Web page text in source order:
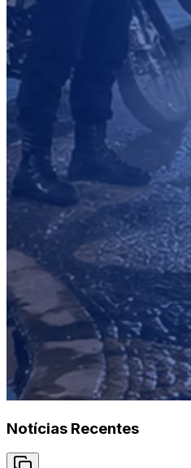
Notícias Recentes